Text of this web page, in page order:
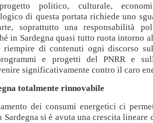
politico, culturale,
di questa portata richiede uno
soprattutto una responsabilità
in Sardegna quasi tutto ruota intorno
riempire di contenuti ogni discorso
e progetti del PNRR e
significativamente contro il caro
totalmente rinnovabile
dei consumi energetici ci
Sardegna si è avuta una crescita lineare